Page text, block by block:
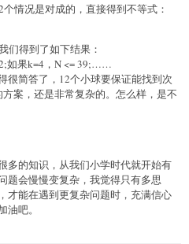
情况是对成的，直接得到不等式：
们得到了如下结果：
如果k=4，N <= 39;……
很简答了，12个小球要保证能找到次
案，还是非常复杂的。怎么样，是不
多的知识，从我们小学时代就开始有
题会慢慢变复杂，我觉得只有多思
才能在遇到更复杂问题时，充满信心
吧。